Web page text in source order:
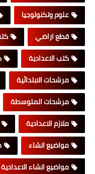
علوم وتكنولوجيا
قطع اراضي
كتب الاعدادية
مرشحات الابتدائية
مرشحات المتوسطة
ملازم الاعدادية
مواضيع انشاء
مواضيع انشاء الاعدادية